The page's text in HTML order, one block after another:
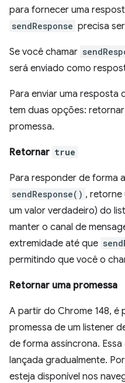
para fornecer uma
sendResponse precisa
Se você chamar
será enviado como
Para enviar uma resposta
tem duas opções: retornar
promessa.
Retornar true
Para responder de forma
sendResponse() , retorne
um valor verdadeiro) do
manter o canal de
extremidade até que
permitindo que você o
Retornar uma promessa
A partir do Chrome 148, é
promessa de um listener
de forma assíncrona.
lançada gradualmente.
esteja disponível nos